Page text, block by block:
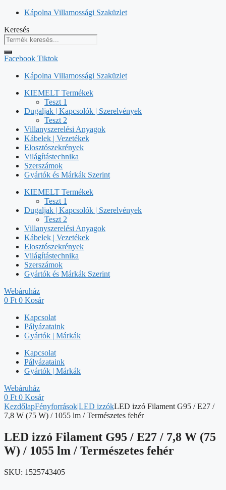
Kilépés
tartalomba
Kápolna Villamossági Szaküzlet
Keresés
Facebook Tiktok
Kápolna Villamossági Szaküzlet
KIEMELT Termékek
Teszt 1
Dugaljak | Kapcsolók | Szerelvények
Teszt 2
Villanyszerelési Anyagok
Kábelek | Vezetékek
Elosztószekrények
Világítástechnika
Szerszámok
Gyártók és Márkák Szerint
KIEMELT Termékek
Teszt 1
Dugaljak | Kapcsolók | Szerelvények
Teszt 2
Villanyszerelési Anyagok
Kábelek | Vezetékek
Elosztószekrények
Világítástechnika
Szerszámok
Gyártók és Márkák Szerint
Webáruház
0 Ft 0 Kosár
Kapcsolat
Pályázataink
Gyártók | Márkák
Kapcsolat
Pályázataink
Gyártók | Márkák
Webáruház
0 Ft 0 Kosár
KezdőlapFényforrások|LED izzókLED izzó Filament G95 / E27 /
7,8 W (75 W) / 1055 lm / Természetes fehér
LED izzó Filament G95 / E27 / 7,8 W (75
W) / 1055 lm / Természetes fehér
SKU: 1525743405